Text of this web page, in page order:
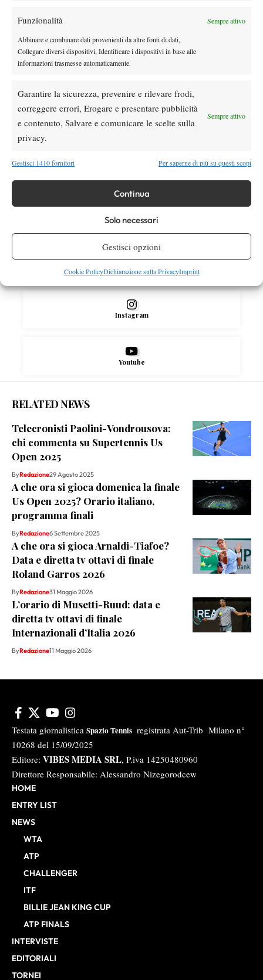
Funzionalità Sempre attivo
Abbinare e combinare dati provenienti da altre fonti di dati,
Collegare diversi dispositivi, Identificare i dispositivi in base alle
informazioni trasmesse automaticamente.
Garantire la sicurezza, prevenire e rilevare frodi,
correggere errori, Erogare e presentare pubblicità
e contenuto, Salvare e comunicare le scelte sulla
privacy.
Sempre attivo
Gestisci 1410 fornitori Per saperne di più su questi scopi
Continua
Solo necessari
Gestisci opzioni
Cookie PolicyDichiarazione sulla PrivacyImprint
Atp News
Masters 1000 Montreal 2026: programma,
Arnaldi apre sul Centrale
Atp News
Masters 1000 Montreal 2026: Darderi
SOCIAL
Facebook
X
Instagram
Youtube
RELATED NEWS
Telecronisti Paolini-Vondrousova:
chi commenta su Supertennis Us
Open 2025
ByRedazione29 Agosto 2025
A che ora si gioca domenica la finale
Us Open 2025? Orario italiano,
programma finali
ByRedazione6 Settembre 2025
A che ora si gioca Arnaldi-Tiafoe?
Data e diretta tv ottavi di finale
Roland Garros 2026
ByRedazione31 Maggio 2026
L’orario di Musetti-Ruud: data e
diretta tv ottavi di finale
Internazionali d’Italia 2026
ByRedazione11 Maggio 2026
Testata giornalistica Spazio Tennis registrata Aut-Trib Milano n°
10268 del 15/09/2025
Editore: VIBES MEDIA SRL, P.iva 14250480960
Direttore Responsabile: Alessandro Nizegorodcew
HOME
ENTRY LIST
NEWS
WTA
ATP
CHALLENGER
ITF
BILLIE JEAN KING CUP
ATP FINALS
INTERVISTE
EDITORIALI
TORNEI